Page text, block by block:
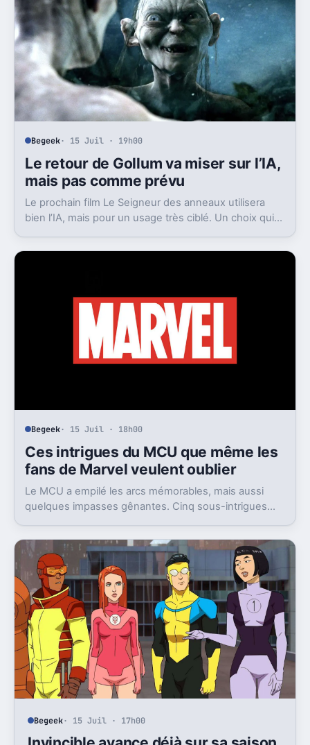
Begeek· 15 Juil · 19h00
Le retour de Gollum va miser sur l’IA,
mais pas comme prévu
Le prochain film Le Seigneur des anneaux utilisera
bien l’IA, mais pour un usage très ciblé. Un choix qui
Begeek· 15 Juil · 18h00
Ces intrigues du MCU que même les
fans de Marvel veulent oublier
Le MCU a empilé les arcs mémorables, mais aussi
quelques impasses gênantes. Cinq sous-intrigues
Begeek· 15 Juil · 17h00